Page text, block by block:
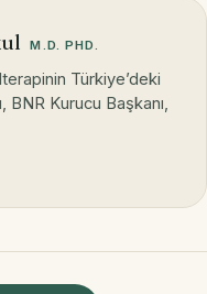
M.D. PHD.
Türkiye’deki
BNR Kurucu Başkanı,